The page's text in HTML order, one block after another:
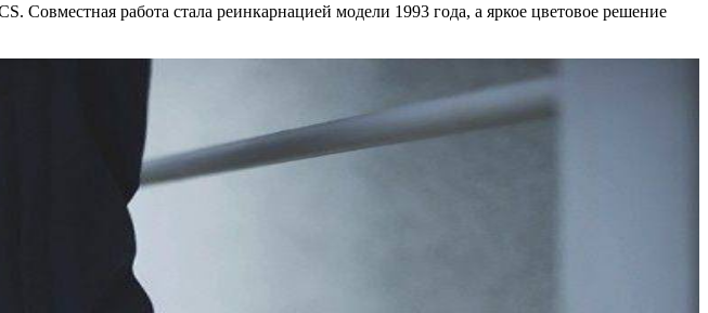
Совместная работа стала реинкарнацией модели 1993 года, а яркое цветовое решение